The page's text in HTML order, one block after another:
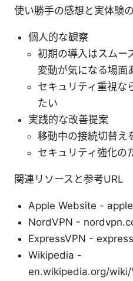
使い勝手の感想と実体験
個人的な観察
初期の導入はスムー
変動が気になる場面
セキュリティ重視な
たい
実践的な改善提案
移動中の接続切替え
セキュリティ強化の
関連リソースと参考URL
Apple Website -
NordVPN -
ExpressVPN -
Wikipedia -
en.wikipedia.org/